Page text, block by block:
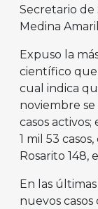
Secretario de
Medina
Expuso la
científico que
cual indica
noviembre
casos activos;
1 mil 53
Rosarito 148,
En las
nuevos casos